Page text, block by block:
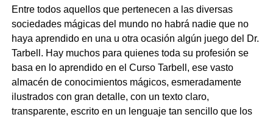
Entre todos aquellos que pertenecen a las diversas
sociedades mágicas del mundo no habrá nadie que no
haya aprendido en una u otra ocasión algún juego del Dr.
Tarbell. Hay muchos para quienes toda su profesión se
basa en lo aprendido en el Curso Tarbell, ese vasto
almacén de conocimientos mágicos, esmeradamente
ilustrados con gran detalle, con un texto claro,
transparente, escrito en un lenguaje tan sencillo que los